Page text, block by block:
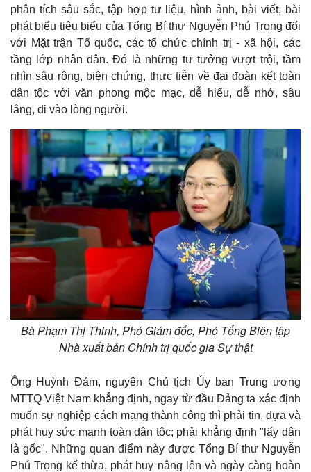
Pháp luật
Tin nóng
Tư vấn luật
Quân sự - Quốc phòng
Vũ khí
Việt Nam
Phân tích
phân tích sâu sắc, tập hợp tư liệu, hình ảnh, bài viết, bài
phát biểu tiêu biểu của Tổng Bí thư Nguyễn Phú Trọng đối
với Mặt trận Tổ quốc, các tổ chức chính trị - xã hội, các
tầng lớp nhân dân. Đó là những tư tưởng vượt trội, tầm
nhìn sâu rộng, biện chứng, thực tiễn về đại đoàn kết toàn
dân tộc với văn phong mộc mạc, dễ hiểu, dễ nhớ, sâu
lắng, đi vào lòng người.
Bà Phạm Thị Thinh, Phó Giám đốc, Phó Tổng Biên tập
Nhà xuất bản Chính trị quốc gia Sự thật
Ông Huỳnh Đảm, nguyên Chủ tịch Ủy ban Trung ương
MTTQ Việt Nam khẳng định, ngay từ đầu Đảng ta xác định
muốn sự nghiệp cách mạng thành công thì phải tin, dựa và
phát huy sức mạnh toàn dân tộc; phải khẳng định "lấy dân
là gốc". Những quan điểm này được Tổng Bí thư Nguyễn
Phú Trọng kế thừa, phát huy nâng lên và ngày càng hoàn